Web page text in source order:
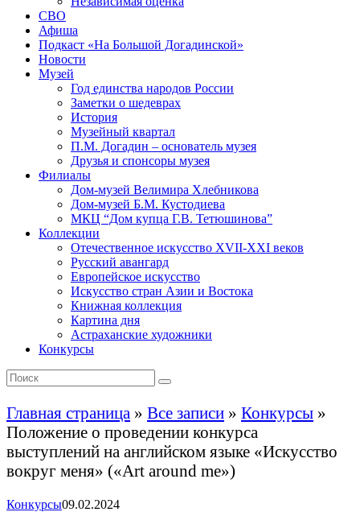
СВО
Афиша
Подкаст «На Большой Догадинской»
Новости
Музей
Год единства народов России
Заметки о шедеврах
История
Музейный квартал
П.М. Догадин – основатель музея
Друзья и спонсоры музея
Филиалы
Дом-музей Велимира Хлебникова
Дом-музей Б.М. Кустодиева
МКЦ “Дом купца Г.В. Тетюшинова”
Коллекции
Отечественное искусство XVII-XXI веков
Русский авангард
Европейское искусство
Искусство стран Азии и Востока
Книжная коллекция
Картина дня
Астраханские художники
Конкурсы
Главная страница » Все записи » Конкурсы »
Положение о проведении конкурса
выступлений на английском языке «Искусство
вокруг меня» («Art around me»)
Конкурсы09.02.2024